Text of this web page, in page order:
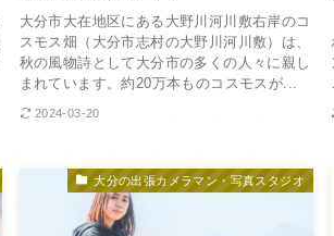
大分市大在地区にある大野川河川敷右岸のコ
スモス畑（大分市志村の大野川河川敷）は、
秋の風物詩として大分市の多くの人々に親し
まれています。約20万本ものコスモスが...
2024-03-20
大分の出張カメラマン・写真スタジオ